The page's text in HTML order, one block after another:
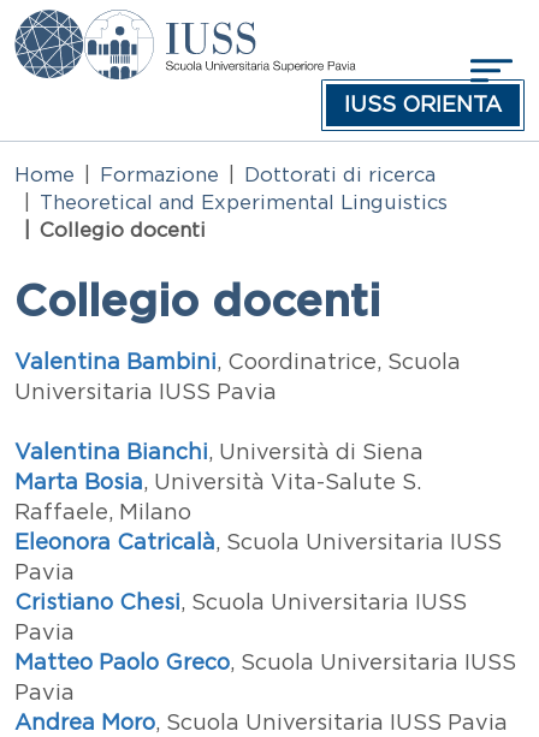
Salta al contenuto principale
IUSS ORIENTA
Home Formazione
Dottorati di ricerca
Theoretical and Experimental Linguistics
Collegio docenti
Collegio docenti
Testo
Valentina Bambini, Coordinatrice, Scuola
Universitaria IUSS Pavia
Valentina Bianchi, Università di Siena
Marta Bosia, Università Vita-Salute S.
Raffaele, Milano
Eleonora Catricalà, Scuola Universitaria IUSS
Pavia
Cristiano Chesi, Scuola Universitaria IUSS
Pavia
Matteo Paolo Greco, Scuola Universitaria IUSS
Pavia
Andrea Moro, Scuola Universitaria IUSS Pavia